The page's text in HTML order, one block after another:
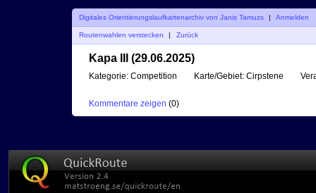
Digitales Orientierungslaufkartenarchiv von Janis Tamuzs | Anmelden
Routenwahlen verstecken Zurück
Kapa III (29.06.2025)
Kategorie: Competition Karte/Gebiet: Cirpstene
Kommentare zeigen (0)